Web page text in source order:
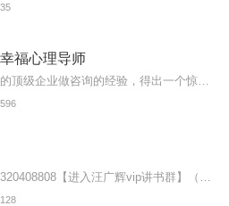
福心理导师